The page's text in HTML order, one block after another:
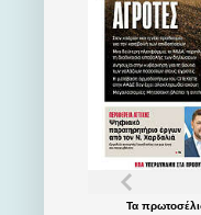
Τα